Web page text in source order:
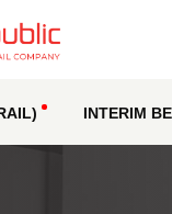
INTERIM